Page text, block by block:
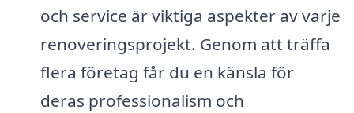
och service är viktiga aspekter av varje
renoveringsprojekt. Genom att träffa
flera företag får du en känsla för
deras professionalism och